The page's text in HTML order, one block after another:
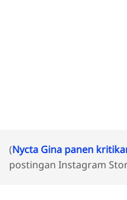
(Nycta Gina panen
postingan Instagram